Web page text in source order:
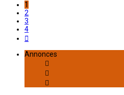
1
2
3
4
Annonces